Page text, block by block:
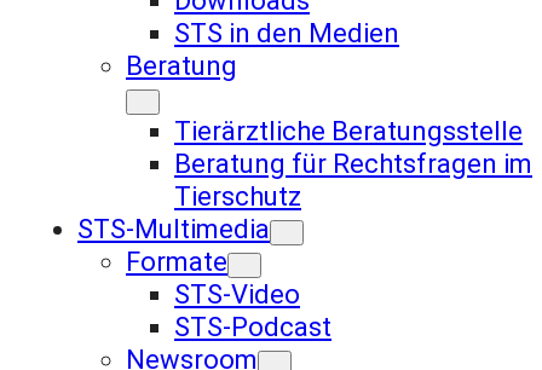
STS in den Medien
Beratung
Tierärztliche Beratungsstelle
Beratung für Rechtsfragen im
Tierschutz
STS-Multimedia
Formate
STS-Video
STS-Podcast
Newsroom